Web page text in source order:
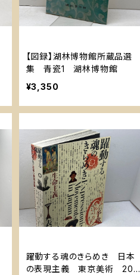
【図録】湖林博物館所蔵品選
集 青瓷1 湖林博物館
¥3,350
躍動する魂のきらめき 日本
の表現主義 東京美術 200